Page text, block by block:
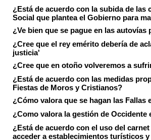
¿Está de acuerdo con la subida de las
Social que plantea el Gobierno para
¿Ve bien que se pague en las autovías
¿Cree que el rey emérito debería de
justicia'
¿Cree que en otoño volveremos a
¿Está de acuerdo con las medidas
Fiestas de Moros y Cristianos?
¿Cómo valora que se hagan las Fallas
¿Como valora la gestión de Occidente
¿Está de acuerdo con el uso del
acceder a establecimientos turísticos